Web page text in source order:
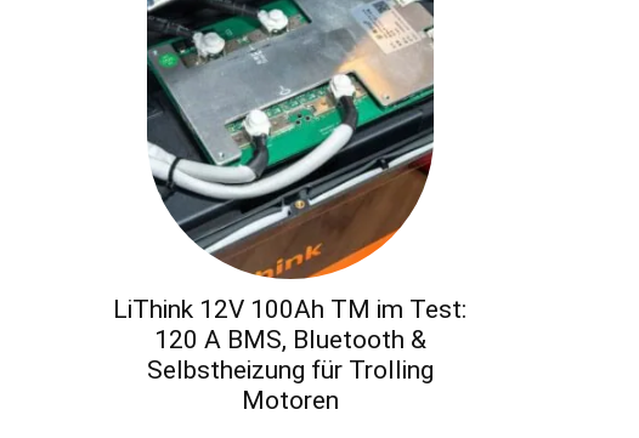
LiThink 12V 100Ah TM im Test:
120 A BMS, Bluetooth &
Selbstheizung für Trolling
Motoren